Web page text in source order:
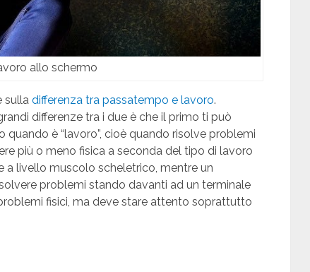
allo schermo
sulla differenza tra passatempo e lavoro.
differenze tra i due è che il primo ti può
quando è “lavoro”, cioè quando risolve problemi
più o meno fisica a seconda del tipo di lavoro
a livello muscolo scheletrico, mentre un
problemi stando davanti ad un terminale
fisici, ma deve stare attento soprattutto